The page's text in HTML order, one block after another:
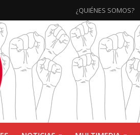
¿QUIÉNES SOMOS?